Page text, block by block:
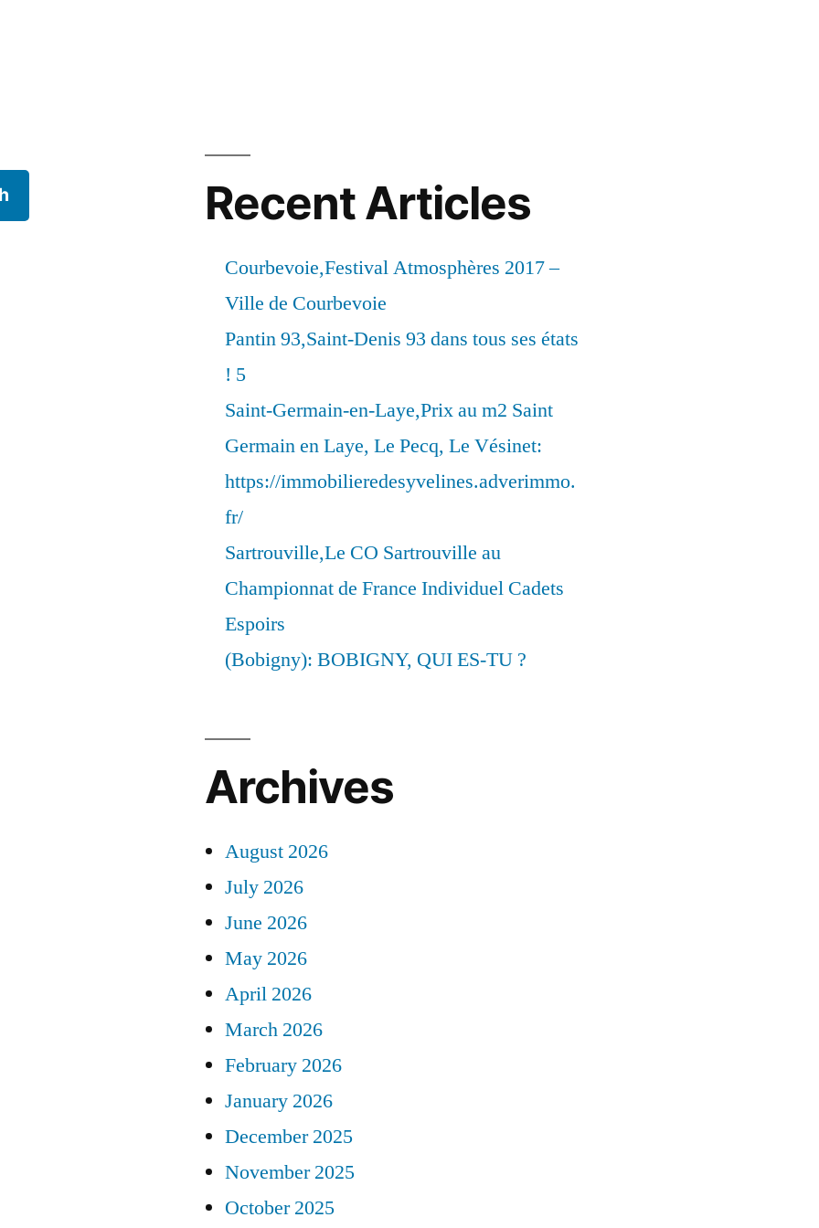
Recent Articles
Courbevoie,Festival Atmosphères 2017 –
Ville de Courbevoie
Pantin 93,Saint-Denis 93 dans tous ses états
! 5
Saint-Germain-en-Laye,Prix au m2 Saint
Germain en Laye, Le Pecq, Le Vésinet:
https://immobilieredesyvelines.adverimmo.
fr/
Sartrouville,Le CO Sartrouville au
Championnat de France Individuel Cadets
Espoirs
(Bobigny): BOBIGNY, QUI ES-TU ?
Archives
August 2026
July 2026
June 2026
May 2026
April 2026
March 2026
February 2026
January 2026
December 2025
November 2025
October 2025